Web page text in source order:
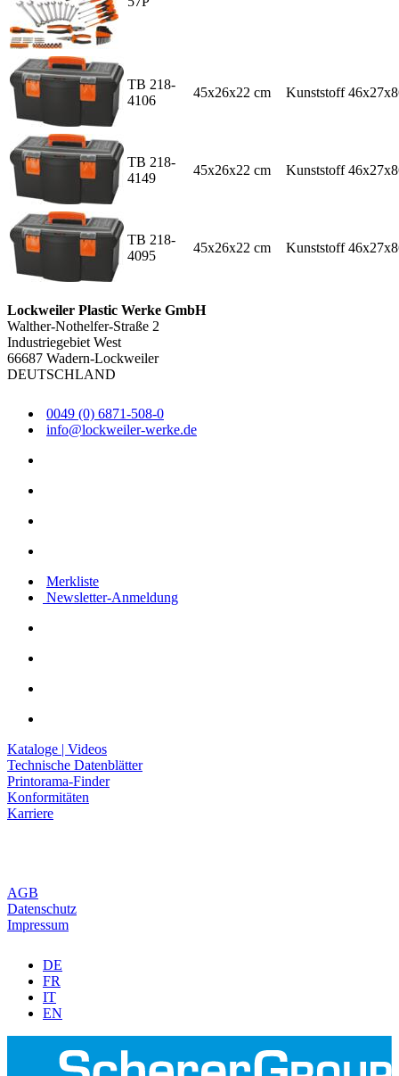
TB 218-
4106
45x26x22 cm Kunststoff
TB 218-
4149
45x26x22 cm Kunststoff
TB 218-
4095
45x26x22 cm Kunststoff
Lockweiler Plastic Werke GmbH
Walther-Nothelfer-Straße 2
Industriegebiet West
66687 Wadern-Lockweiler
DEUTSCHLAND
0049 (0) 6871-508-0
info@lockweiler-werke.de
Merkliste
Newsletter-Anmeldung
Kataloge | Videos
Technische Datenblätter
Printorama-Finder
Konformitäten
Karriere
AGB
Datenschutz
Impressum
DE
FR
IT
EN